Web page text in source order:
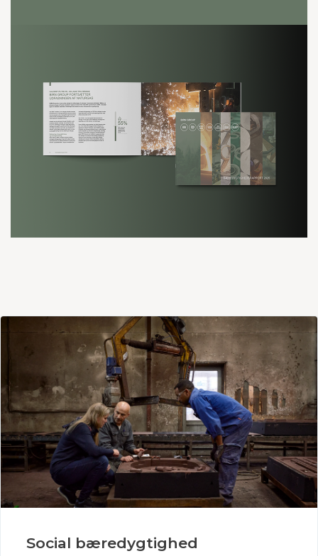
Social bæredygtighed